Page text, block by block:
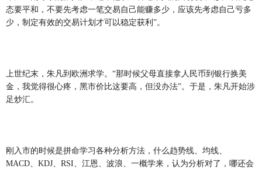
态要平和，不要先考虑一笔交易自己能赚多少，应该先考虑自己亏多
少，制定有效的交易计划才可以稳定获利”。
上世纪末，朱凡到欧洲求学。“那时候父母直接拿人民币到银行换美
金，我觉得很心疼，黑市价比这要高，但没办法”。于是，朱凡开始涉
足炒汇。
刚入市的时候是拼命学习各种分析方法，什么趋势线、均线、
MACD、KDJ、RSI、江恩、波浪、一概学来，认为分析对了，哪还会